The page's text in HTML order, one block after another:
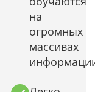
на
огромных
массивах